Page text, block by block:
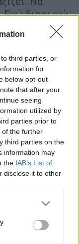
third parties, or
for
below opt-out
that after your
seeing
utilized by
parties prior to
of the further
third parties on the
information may
the IAB’s List of
disclose it to other
or more Google
You may click to
party tags to
Εγώ διαφωνώ
μέσα θα
λέω τίποτα.
πρακτικές.
το
εδώ και
πολύ.
σκιών είναι